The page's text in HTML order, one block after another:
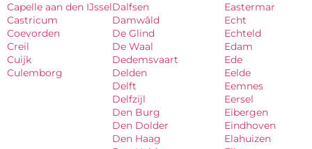
Capelle aan den IJssel
Castricum
Coevorden
Creil
Cuijk
Culemborg
Dalfsen
Damwâld
De Glind
De Waal
Dedemsvaart
Delden
Delft
Delfzijl
Den Burg
Den Dolder
Den Haag
Eastermar
Echt
Echteld
Edam
Ede
Eelde
Eemnes
Eersel
Eibergen
Eindhoven
Elahuizen